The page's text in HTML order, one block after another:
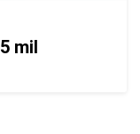
mil